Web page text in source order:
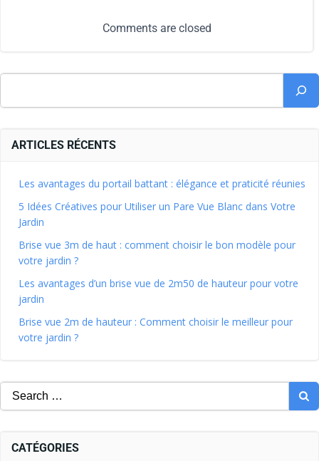
Comments are closed
ARTICLES RÉCENTS
Les avantages du portail battant : élégance et praticité réunies
5 Idées Créatives pour Utiliser un Pare Vue Blanc dans Votre
Jardin
Brise vue 3m de haut : comment choisir le bon modèle pour
votre jardin ?
Les avantages d’un brise vue de 2m50 de hauteur pour votre
jardin
Brise vue 2m de hauteur : Comment choisir le meilleur pour
votre jardin ?
CATÉGORIES